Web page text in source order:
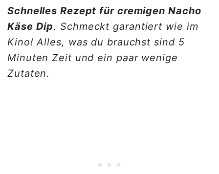
Schnelles Rezept für cremigen Nacho
Käse Dip. Schmeckt garantiert wie im
Kino! Alles, was du brauchst sind 5
Minuten Zeit und ein paar wenige
Zutaten.